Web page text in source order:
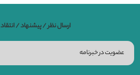
ارسال نظر / پیشنهاد / انتقاد